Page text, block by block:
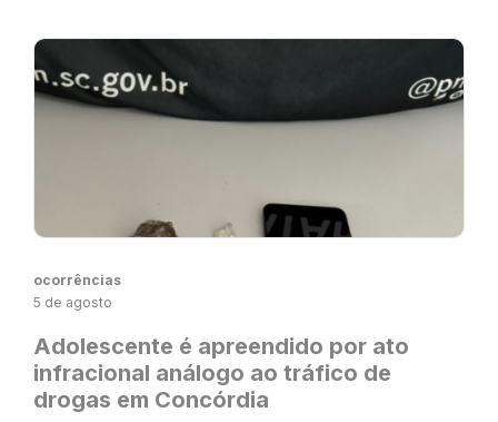
ocorrências
5 de agosto
Adolescente é apreendido por ato
infracional análogo ao tráfico de
drogas em Concórdia